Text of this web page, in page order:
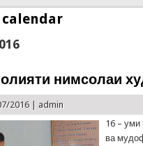
нимсолаи
2016 | admin
16 –
ва